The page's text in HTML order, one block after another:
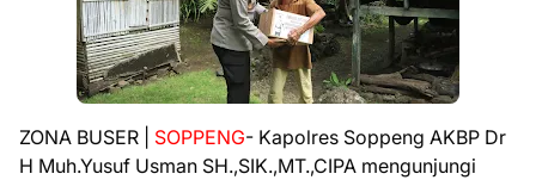
ZONA BUSER | SOPPENG- Kapolres Soppeng AKBP Dr
H Muh.Yusuf Usman SH.,SIK.,MT.,CIPA mengunjungi